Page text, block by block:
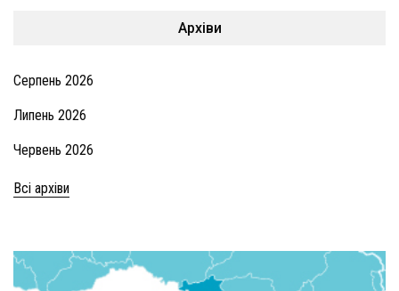
Архіви
Серпень 2026
Липень 2026
Червень 2026
Всі архіви